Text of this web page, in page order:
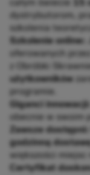
całym świecie
dystrybutorom,
szkolenia
Szkolenie online:
oferowanych
z Obróbki
użytkowników
programie.
Giganci innowacji:
obecnie w swoim
Zawsze dostępni:
godzinną
większości miejsc
Certyfikat